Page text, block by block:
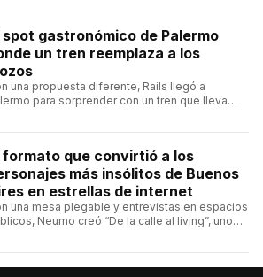
spot gastronómico de Palermo
un tren reemplaza a los
una propuesta diferente, Rails llegó a
para sorprender con un tren que lleva
formato que convirtió a los
más insólitos de Buenos
en estrellas de internet
una mesa plegable y entrevistas en espacios
Neumo creó “De la calle al living”, uno